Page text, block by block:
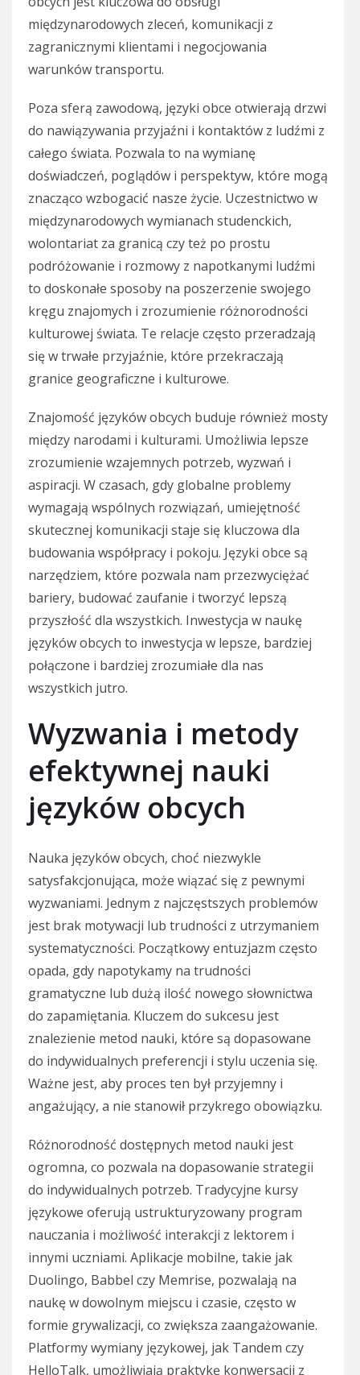
międzynarodowych zleceń, komunikacji z
zagranicznymi klientami i negocjowania
warunków transportu.
Poza sferą zawodową, języki obce otwierają drzwi
do nawiązywania przyjaźni i kontaktów z ludźmi z
całego świata. Pozwala to na wymianę
doświadczeń, poglądów i perspektyw, które mogą
znacząco wzbogacić nasze życie. Uczestnictwo w
międzynarodowych wymianach studenckich,
wolontariat za granicą czy też po prostu
podróżowanie i rozmowy z napotkanymi ludźmi
to doskonałe sposoby na poszerzenie swojego
kręgu znajomych i zrozumienie różnorodności
kulturowej świata. Te relacje często przeradzają
się w trwałe przyjaźnie, które przekraczają
granice geograficzne i kulturowe.
Znajomość języków obcych buduje również mosty
między narodami i kulturami. Umożliwia lepsze
zrozumienie wzajemnych potrzeb, wyzwań i
aspiracji. W czasach, gdy globalne problemy
wymagają wspólnych rozwiązań, umiejętność
skutecznej komunikacji staje się kluczowa dla
budowania współpracy i pokoju. Języki obce są
narzędziem, które pozwala nam przezwyciężać
bariery, budować zaufanie i tworzyć lepszą
przyszłość dla wszystkich. Inwestycja w naukę
języków obcych to inwestycja w lepsze, bardziej
połączone i bardziej zrozumiałe dla nas
wszystkich jutro.
Wyzwania i metody
efektywnej nauki
języków obcych
Nauka języków obcych, choć niezwykle
satysfakcjonująca, może wiązać się z pewnymi
wyzwaniami. Jednym z najczęstszych problemów
jest brak motywacji lub trudności z utrzymaniem
systematyczności. Początkowy entuzjazm często
opada, gdy napotykamy na trudności
gramatyczne lub dużą ilość nowego słownictwa
do zapamiętania. Kluczem do sukcesu jest
znalezienie metod nauki, które są dopasowane
do indywidualnych preferencji i stylu uczenia się.
Ważne jest, aby proces ten był przyjemny i
angażujący, a nie stanowił przykrego obowiązku.
Różnorodność dostępnych metod nauki jest
ogromna, co pozwala na dopasowanie strategii
do indywidualnych potrzeb. Tradycyjne kursy
językowe oferują ustrukturyzowany program
nauczania i możliwość interakcji z lektorem i
innymi uczniami. Aplikacje mobilne, takie jak
Duolingo, Babbel czy Memrise, pozwalają na
naukę w dowolnym miejscu i czasie, często w
formie grywalizacji, co zwiększa zaangażowanie.
Platformy wymiany językowej, jak Tandem czy
HelloTalk, umożliwiają praktykę konwersacji z